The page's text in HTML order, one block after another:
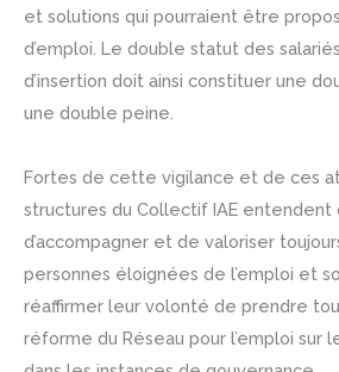
et solutions qui pourraient être
d’emploi. Le double statut des
d’insertion doit ainsi constituer une
une double peine.
Fortes de cette vigilance et de ces
structures du Collectif IAE entendent
d’accompagner et de valoriser
personnes éloignées de l’emploi et
réaffirmer leur volonté de prendre
réforme du Réseau pour l’emploi sur